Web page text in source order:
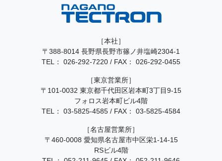
［本社］
〒388-8014 長野県長野市篠ノ井塩崎2304-1
TEL： 026-292-7220 / FAX： 026-292-0455
［東京営業所］
〒101-0032 東京都千代田区岩本町3丁目9-15
フォロス岩本町ビル4階
TEL： 03-5825-4585 / FAX： 03-5825-4584
［名古屋営業所］
〒460-0008 愛知県名古屋市中区栄1-14-15
RSビル4階